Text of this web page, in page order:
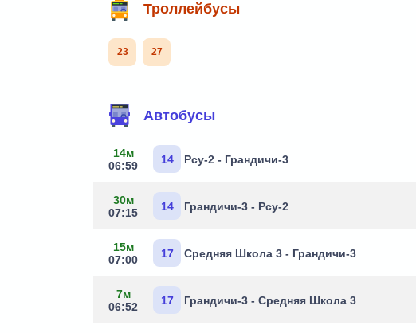
Троллейбусы
23 27
Автобусы
14м
06:59
14 Рсу-2 - Грандичи-3
30м
07:15
14 Грандичи-3 - Рсу-2
15м
07:00
17 Средняя Школа 3 - Грандичи-3
7м
06:52
17 Грандичи-3 - Средняя Школа 3